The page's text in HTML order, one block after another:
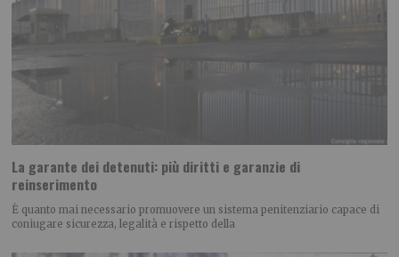
La garante dei detenuti: più diritti e garanzie di
reinserimento
È quanto mai necessario promuovere un sistema penitenziario capace di
coniugare sicurezza, legalità e rispetto della